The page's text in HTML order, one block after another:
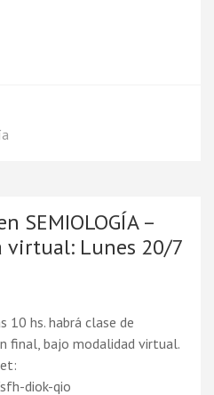
SEMIOLOGÍA –
virtual: Lunes 20/7
10 hs. habrá clase de
final, bajo modalidad virtual.
diok-qio